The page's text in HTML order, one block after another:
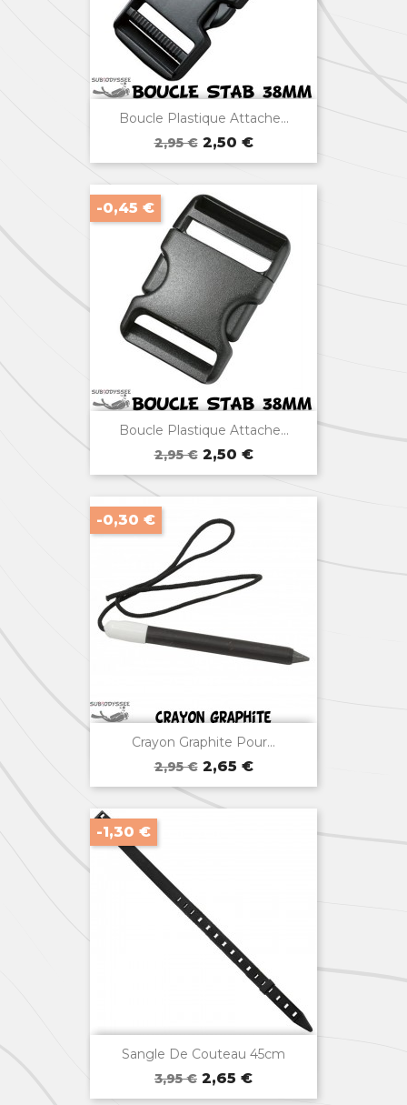
Boucle Plastique Attache...
Prix
de
2,95 € Prix
2,50 €
Aperçu rapide
Boucle Plastique Attache...
Prix
de
base
2,95 € Prix
2,50 €
-0,45 €
Aperçu rapide
Crayon Graphite Pour...
Prix
de
2,95 € Prix
2,65 €
-0,30 €
Aperçu rapide
Sangle De Couteau 45cm
Prix
de
3,95 € Prix
2,65 €
-1,30 €
Aperçu rapide